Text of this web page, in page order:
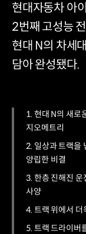
현대자동차 아
2번째 고성능
현대 N의 차세
담아 완성됐다.
1. 현대 N의 새로
지오메트리
2. 일상과 트랙을
양립한 비결
3. 한층 진해진
사양
4. 트랙 위에서 더
5. 트랙 드라이버